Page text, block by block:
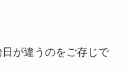
が違うのをご存じで